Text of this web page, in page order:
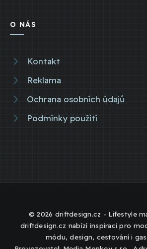
O NÁS
Kontakt
Reklama
Ochrana osobních údajů
Podmínky použití
© 2026 driftdesign.cz - Lifestyle
driftdesign.cz nabízí inspiraci pro
módu, design, cestování i